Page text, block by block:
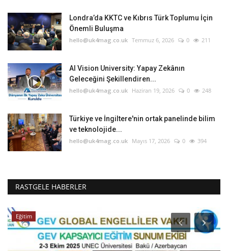
Londra’da KKTC ve Kıbrıs Türk Toplumu İçin
Önemli Buluşma
hello@uk4mag.co.uk Temmuz 6, 2026 0 211
AI Vision University: Yapay Zekânın
Geleceğini Şekillendiren...
hello@uk4mag.co.uk Haziran 19, 2026 0 248
Türkiye ve İngiltere'nin ortak panelinde bilim
ve teknolojide...
hello@uk4mag.co.uk Mayıs 17, 2026 0 394
RASTGELE HABERLER
Eğitim